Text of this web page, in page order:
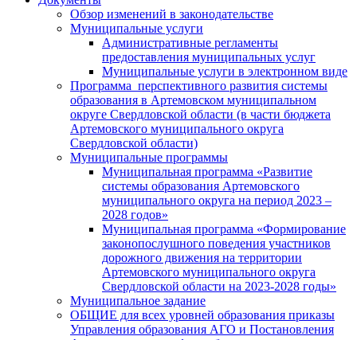
Обзор изменений в законодательстве
Муниципальные услуги
Административные регламенты
предоставления муниципальных услуг
Муниципальные услуги в электронном виде
Программа перспективного развития системы
образования в Артемовском муниципальном
округе Свердловской области (в части бюджета
Артемовского муниципального округа
Свердловской области)
Муниципальные программы
Муниципальная программа «Развитие
системы образования Артемовского
муниципального округа на период 2023 –
2028 годов»
Муниципальная программа «Формирование
законопослушного поведения участников
дорожного движения на территории
Артемовского муниципального округа
Свердловской области на 2023-2028 годы»
Муниципальное задание
ОБЩИЕ для всех уровней образования приказы
Управления образования АГО и Постановления